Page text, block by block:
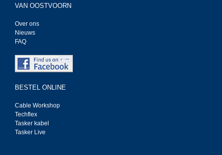
VAN OOSTVOORN
Over ons
Nieuws
FAQ
BESTEL ONLINE
Cable Workshop
Techflex
Tasker kabel
Tasker Live